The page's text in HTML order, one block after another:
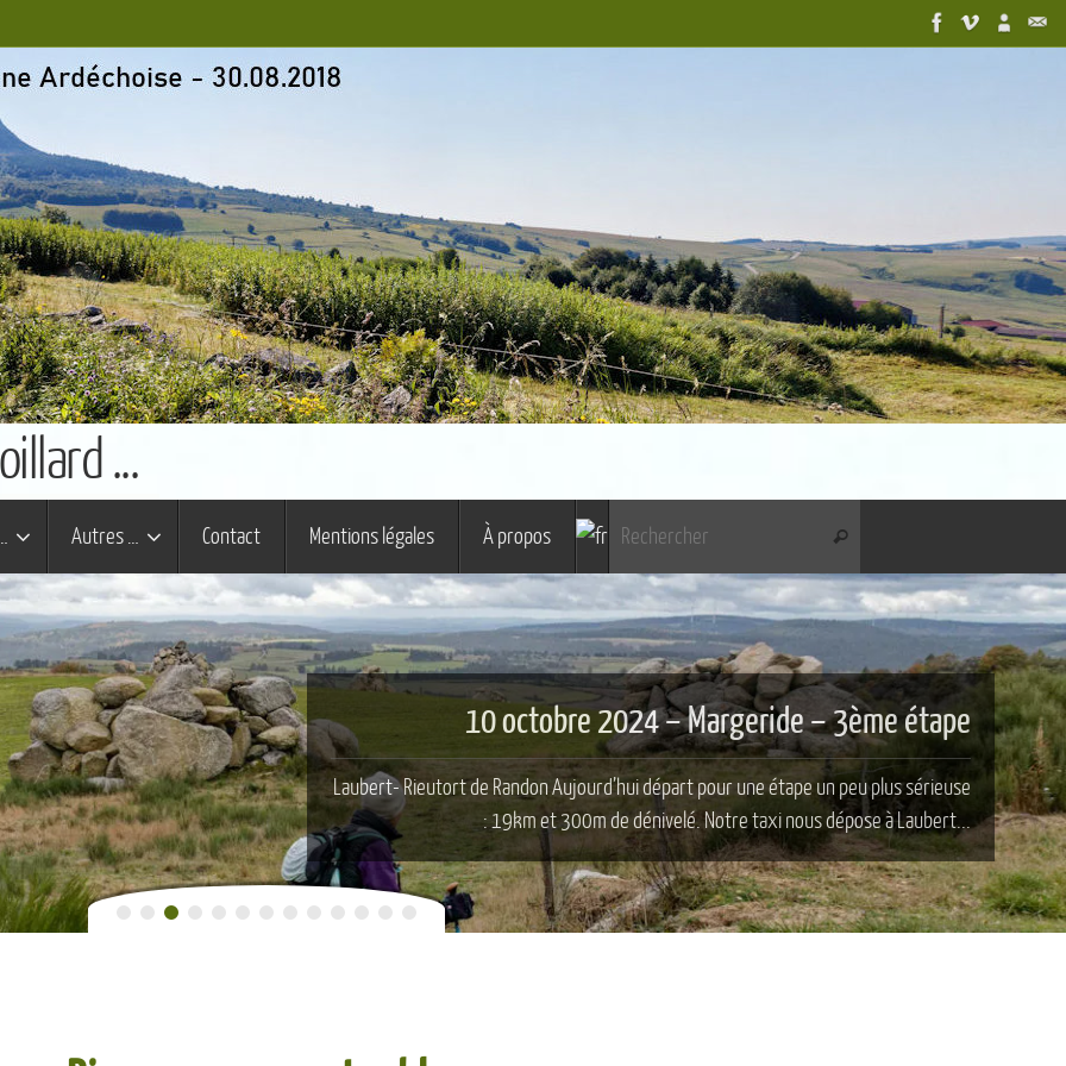
...
Autres … Contact Mentions légales À propos Rechercher
9 octobre 2024 – Margeride – 2ème étape
L’Habitarelle – Laubert Au programme d’aujourd’hui une courte étape : 10,2km ! En
effet l’itinéraire « officiel » de cette étape a été réduit suite à un...